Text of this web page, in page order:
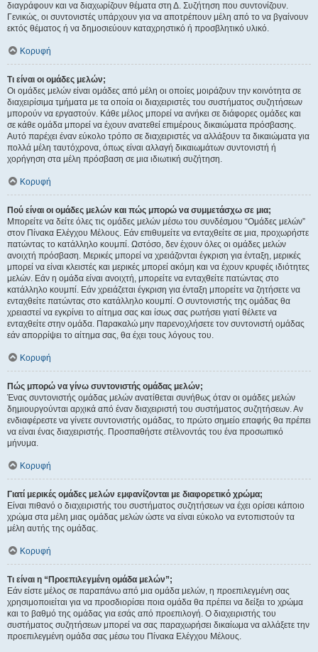
διαγράφουν και να διαχωρίζουν θέματα στη Δ. Συζήτηση που συντονίζουν.
Γενικώς, οι συντονιστές υπάρχουν για να αποτρέπουν μέλη από το να βγαίνουν
εκτός θέματος ή να δημοσιεύουν καταχρηστικό ή προσβλητικό υλικό.
Κορυφή
Τι είναι οι ομάδες μελών;
Οι ομάδες μελών είναι ομάδες από μέλη οι οποίες μοιράζουν την κοινότητα σε
διαχειρίσιμα τμήματα με τα οποία οι διαχειριστές του συστήματος συζητήσεων
μπορούν να εργαστούν. Κάθε μέλος μπορεί να ανήκει σε διάφορες ομάδες και
σε κάθε ομάδα μπορεί να έχουν ανατεθεί επιμέρους δικαιώματα πρόσβασης.
Αυτό παρέχει έναν εύκολο τρόπο σε διαχειριστές να αλλάξουν τα δικαιώματα για
πολλά μέλη ταυτόχρονα, όπως είναι αλλαγή δικαιωμάτων συντονιστή ή
χορήγηση στα μέλη πρόσβαση σε μια ιδιωτική συζήτηση.
Κορυφή
Πού είναι οι ομάδες μελών και πώς μπορώ να συμμετάσχω σε μια;
Μπορείτε να δείτε όλες τις ομάδες μελών μέσω του συνδέσμου “Ομάδες μελών”
στον Πίνακα Ελέγχου Μέλους. Εάν επιθυμείτε να ενταχθείτε σε μια, προχωρήστε
πατώντας το κατάλληλο κουμπί. Ωστόσο, δεν έχουν όλες οι ομάδες μελών
ανοιχτή πρόσβαση. Μερικές μπορεί να χρειάζονται έγκριση για ένταξη, μερικές
μπορεί να είναι κλειστές και μερικές μπορεί ακόμη και να έχουν κρυφές ιδιότητες
μελών. Εάν η ομάδα είναι ανοιχτή, μπορείτε να ενταχθείτε πατώντας στο
κατάλληλο κουμπί. Εάν χρειάζεται έγκριση για ένταξη μπορείτε να ζητήσετε να
ενταχθείτε πατώντας στο κατάλληλο κουμπί. Ο συντονιστής της ομάδας θα
χρειαστεί να εγκρίνει το αίτημα σας και ίσως σας ρωτήσει γιατί θέλετε να
ενταχθείτε στην ομάδα. Παρακαλώ μην παρενοχλήσετε τον συντονιστή ομάδας
εάν απορρίψει το αίτημα σας, θα έχει τους λόγους του.
Κορυφή
Πώς μπορώ να γίνω συντονιστής ομάδας μελών;
Ένας συντονιστής ομάδας μελών ανατίθεται συνήθως όταν οι ομάδες μελών
δημιουργούνται αρχικά από έναν διαχειριστή του συστήματος συζητήσεων. Αν
ενδιαφέρεστε να γίνετε συντονιστής ομάδας, το πρώτο σημείο επαφής θα πρέπει
να είναι ένας διαχειριστής. Προσπαθήστε στέλνοντάς του ένα προσωπικό
μήνυμα.
Κορυφή
Γιατί μερικές ομάδες μελών εμφανίζονται με διαφορετικό χρώμα;
Είναι πιθανό ο διαχειριστής του συστήματος συζητήσεων να έχει ορίσει κάποιο
χρώμα στα μέλη μιας ομάδας μελών ώστε να είναι εύκολο να εντοπιστούν τα
μέλη αυτής της ομάδας.
Κορυφή
Τι είναι η “Προεπιλεγμένη ομάδα μελών”;
Εάν είστε μέλος σε παραπάνω από μια ομάδα μελών, η προεπιλεγμένη σας
χρησιμοποιείται για να προσδιορίσει ποια ομάδα θα πρέπει να δείξει το χρώμα
και το βαθμό της ομάδας για εσάς από προεπιλογή. Ο διαχειριστής του
συστήματος συζητήσεων μπορεί να σας παραχωρήσει δικαίωμα να αλλάξετε την
προεπιλεγμένη ομάδα σας μέσω του Πίνακα Ελέγχου Μέλους.